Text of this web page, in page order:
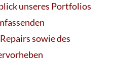
unseres Portfolios
sowie des